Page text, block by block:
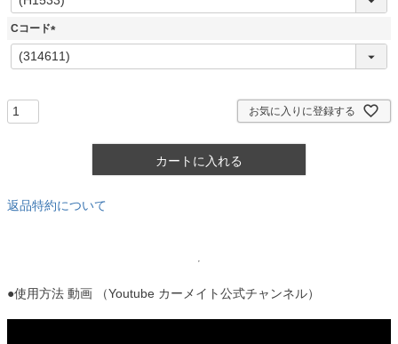
必
須
Cコード
(
必
お気に入りに登録する
カートに入れる
返品特約について
●使用方法 動画 （Youtube カーメイト公式チャンネル）